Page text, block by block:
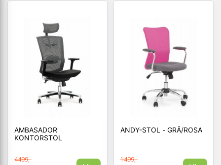
AMBASADOR
KONTORSTOL
4499,-
ANDY-STOL - GRÅ/ROSA
1499,-